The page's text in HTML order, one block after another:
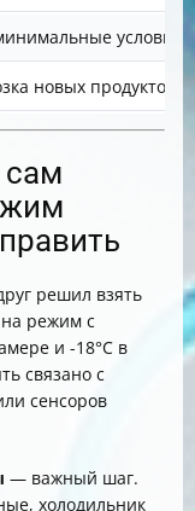
условия
новых продуктов
сам
решил взять
режим с
и -18°C в
связано с
сенсоров
— важный шаг.
холодильник